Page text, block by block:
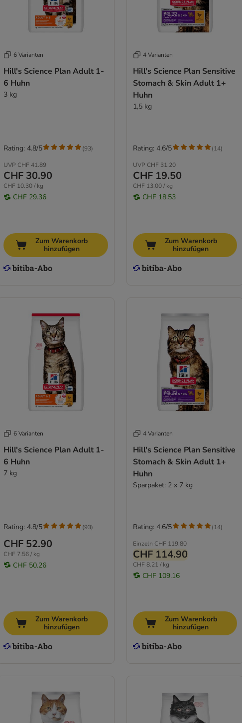
6 Varianten
Hill's Science Plan Adult 1-
6 Huhn
3 kg
UVP CHF 41.89
CHF 30.90
CHF 10.30 / kg
CHF 29.36
Rating: 4.8/5 (93)
Zum Warenkorb
hinzufügen
4 Varianten
Hill's Science Plan Sensitive
Stomach & Skin Adult 1+
Huhn
1,5 kg
UVP CHF 31.20
CHF 19.50
CHF 13.00 / kg
CHF 18.53
Rating: 4.6/5 (14)
Zum Warenkorb
hinzufügen
6 Varianten
Hill's Science Plan Adult 1-
6 Huhn
7 kg
CHF 52.90
CHF 7.56 / kg
CHF 50.26
Rating: 4.8/5 (93)
Zum Warenkorb
hinzufügen
4 Varianten
Hill's Science Plan Sensitive
Stomach & Skin Adult 1+
Huhn
Sparpaket: 2 x 7 kg
Einzeln CHF 119.80
CHF 114.90
CHF 8.21 / kg
CHF 109.16
Rating: 4.6/5 (14)
Zum Warenkorb
hinzufügen